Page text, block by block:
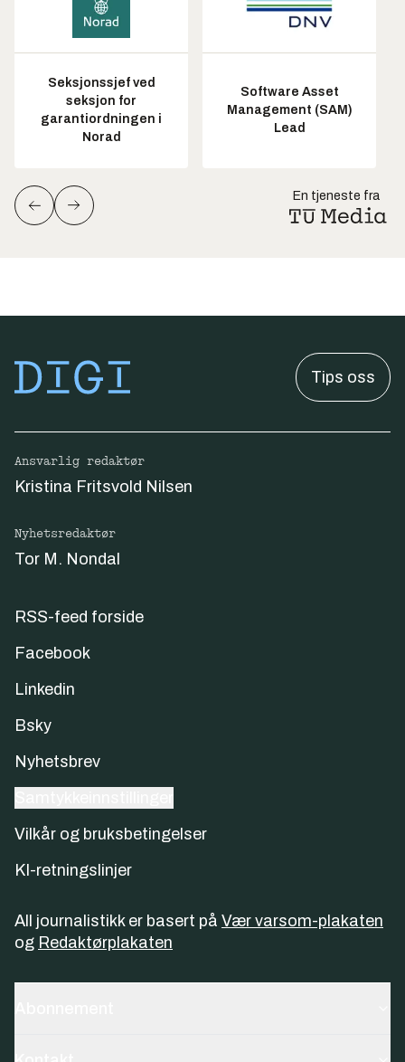
Seksjonssjef ved
seksjon for
garantiordningen i
Norad
Software Asset
Management (SAM)
Lead
En tjeneste fra
Tips oss
Ansvarlig redaktør
Kristina Fritsvold Nilsen
Nyhetsredaktør
Tor M. Nondal
RSS-feed forside
Facebook
Linkedin
Bsky
Nyhetsbrev
Vilkår og bruksbetingelser
KI-retningslinjer
All journalistikk er basert på Vær varsom-plakaten
og Redaktørplakaten